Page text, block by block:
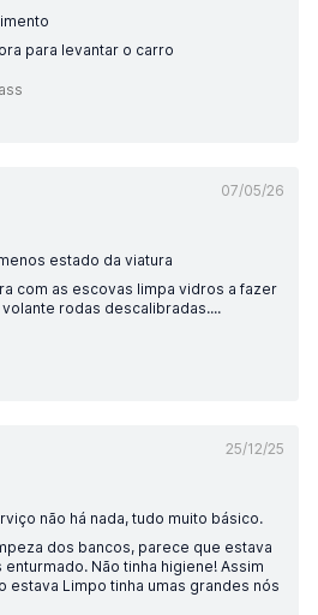
para levantar o carro
07/05/26
estado da viatura
com as escovas limpa vidros a fazer
rodas descalibradas....
25/12/25
não há nada, tudo muito básico.
dos bancos, parece que estava
Não tinha higiene! Assim
estava Limpo tinha umas grandes nós